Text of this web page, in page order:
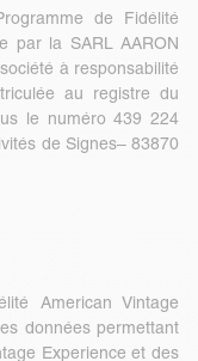
de Fidélité
par la SARL AARON
à responsabilité
au registre du
le numéro 439 224
de Signes– 83870
American Vintage
données permettant
Experience et des